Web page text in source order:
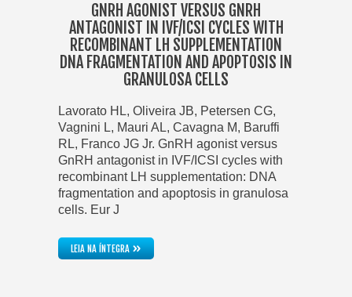
GNRH AGONIST VERSUS GNRH
ANTAGONIST IN IVF/ICSI CYCLES WITH
RECOMBINANT LH SUPPLEMENTATION
DNA FRAGMENTATION AND APOPTOSIS IN
GRANULOSA CELLS
Lavorato HL, Oliveira JB, Petersen CG,
Vagnini L, Mauri AL, Cavagna M, Baruffi
RL, Franco JG Jr. GnRH agonist versus
GnRH antagonist in IVF/ICSI cycles with
recombinant LH supplementation: DNA
fragmentation and apoptosis in granulosa
cells. Eur J
LEIA NA ÍNTEGRA»